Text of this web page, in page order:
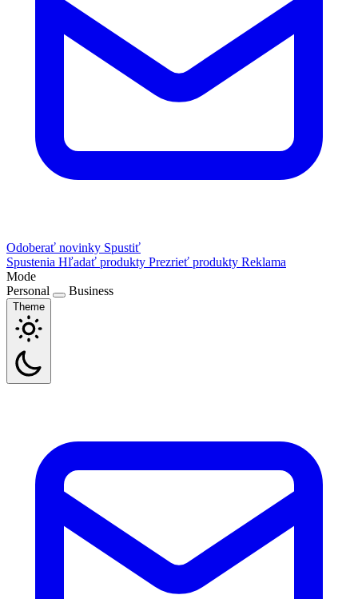
Odoberať novinky Spustiť
Spustenia Hľadať produkty Prezrieť produkty Reklama
Mode
Personal
Business
Theme